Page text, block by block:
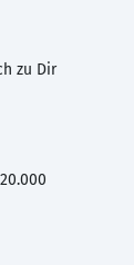
zu Dir